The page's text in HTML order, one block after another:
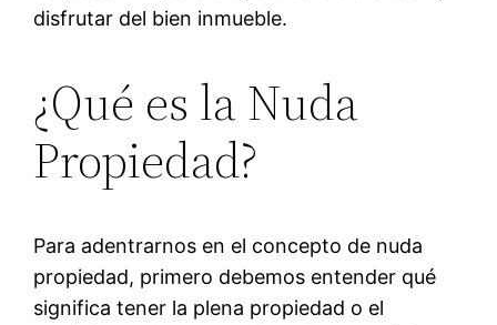
disfrutar del bien inmueble.
¿Qué es la Nuda
Propiedad?
Para adentrarnos en el concepto de nuda
propiedad, primero debemos entender qué
significa tener la plena propiedad o el